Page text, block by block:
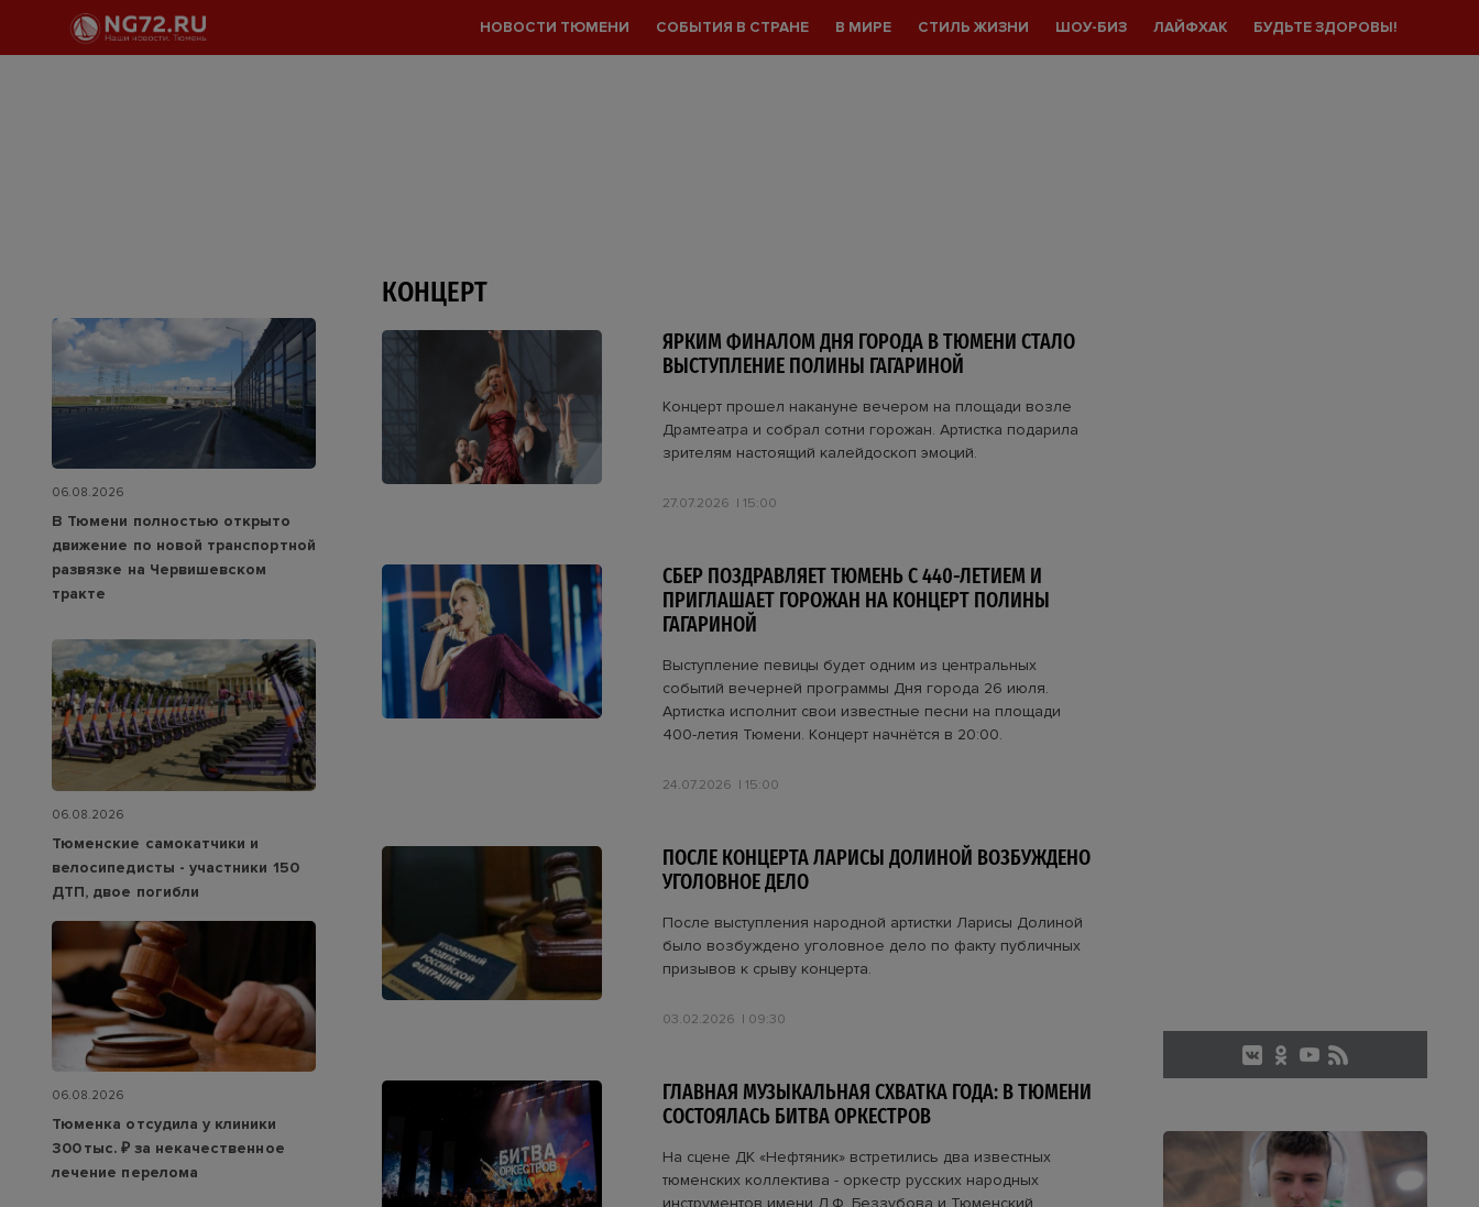
НОВОСТИ ТЮМЕНИ СОБЫТИЯ В СТРАНЕ В МИРЕ СТИЛЬ ЖИЗНИ ШОУ-БИЗ ЛАЙФХАК БУДЬТЕ ЗДОРОВЫ!
КОНЦЕРТ
ЯРКИМ ФИНАЛОМ ДНЯ ГОРОДА В ТЮМЕНИ СТАЛО
ВЫСТУПЛЕНИЕ ПОЛИНЫ ГАГАРИНОЙ
Концерт прошел накануне вечером на площади возле
Драмтеатра и собрал сотни горожан. Артистка подарила
зрителям настоящий калейдоскоп эмоций.
27.07.2026 15:00
СБЕР ПОЗДРАВЛЯЕТ ТЮМЕНЬ С 440-ЛЕТИЕМ И
ПРИГЛАШАЕТ ГОРОЖАН НА КОНЦЕРТ ПОЛИНЫ
ГАГАРИНОЙ
Выступление певицы будет одним из центральных
событий вечерней программы Дня города 26 июля.
Артистка исполнит свои известные песни на площади
400-летия Тюмени. Концерт начнётся в 20:00.
24.07.2026 15:00
ПОСЛЕ КОНЦЕРТА ЛАРИСЫ ДОЛИНОЙ ВОЗБУЖДЕНО
УГОЛОВНОЕ ДЕЛО
После выступления народной артистки Ларисы Долиной
было возбуждено уголовное дело по факту публичных
призывов к срыву концерта.
03.02.2026 09:30
ГЛАВНАЯ МУЗЫКАЛЬНАЯ СХВАТКА ГОДА: В ТЮМЕНИ
СОСТОЯЛАСЬ БИТВА ОРКЕСТРОВ
На сцене ДК «Нефтяник» встретились два известных
тюменских коллектива - оркестр русских народных
инструментов имени Л.Ф. Беззубова и Тюменский
06.08.2026
В Тюмени полностью открыто
движение по новой транспортной
развязке на Червишевском
тракте
06.08.2026
Тюменские самокатчики и
велосипедисты - участники 150
ДТП, двое погибли
06.08.2026
Тюменка отсудила у клиники
300 тыс. ₽ за некачественное
лечение перелома